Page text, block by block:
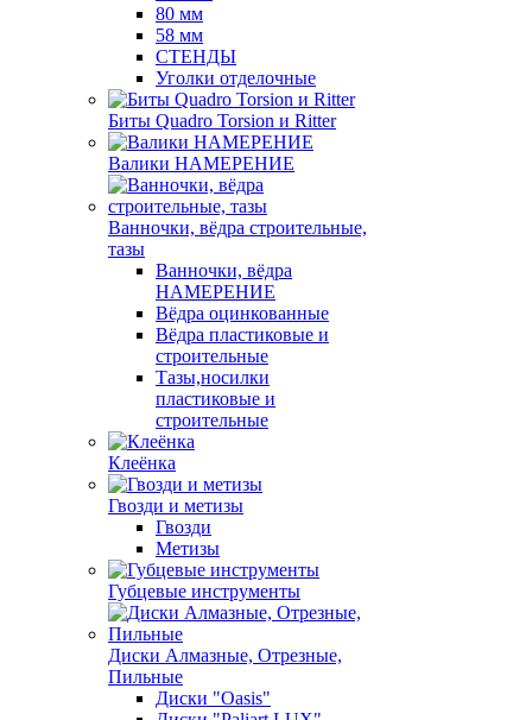
80 мм
58 мм
СТЕНДЫ
Уголки отделочные
Биты Quadro Torsion и Ritter
Валики НАМЕРЕНИЕ
Ванночки, вёдра строительные,
тазы
Ванночки, вёдра
НАМЕРЕНИЕ
Вёдра оцинкованные
Вёдра пластиковые и
строительные
Тазы,носилки
пластиковые и
строительные
Клеёнка
Гвозди и метизы
Гвозди
Метизы
Губцевые инструменты
Диски Алмазные, Отрезные,
Пильные
Диски "Oasis"